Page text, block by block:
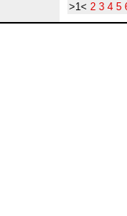
>1< 2 3 4 5